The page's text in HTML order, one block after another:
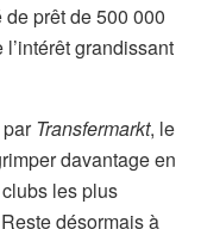
prêt de 500 000
grandissant
Transfermarkt, le
davantage en
les plus
désormais à